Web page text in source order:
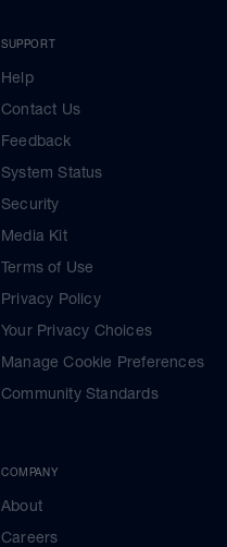
SUPPORT
Help
Contact Us
Feedback
System Status
Security
Media Kit
Terms of Use
Privacy Policy
Your Privacy Choices
Manage Cookie Preferences
Community Standards
COMPANY
About
Careers